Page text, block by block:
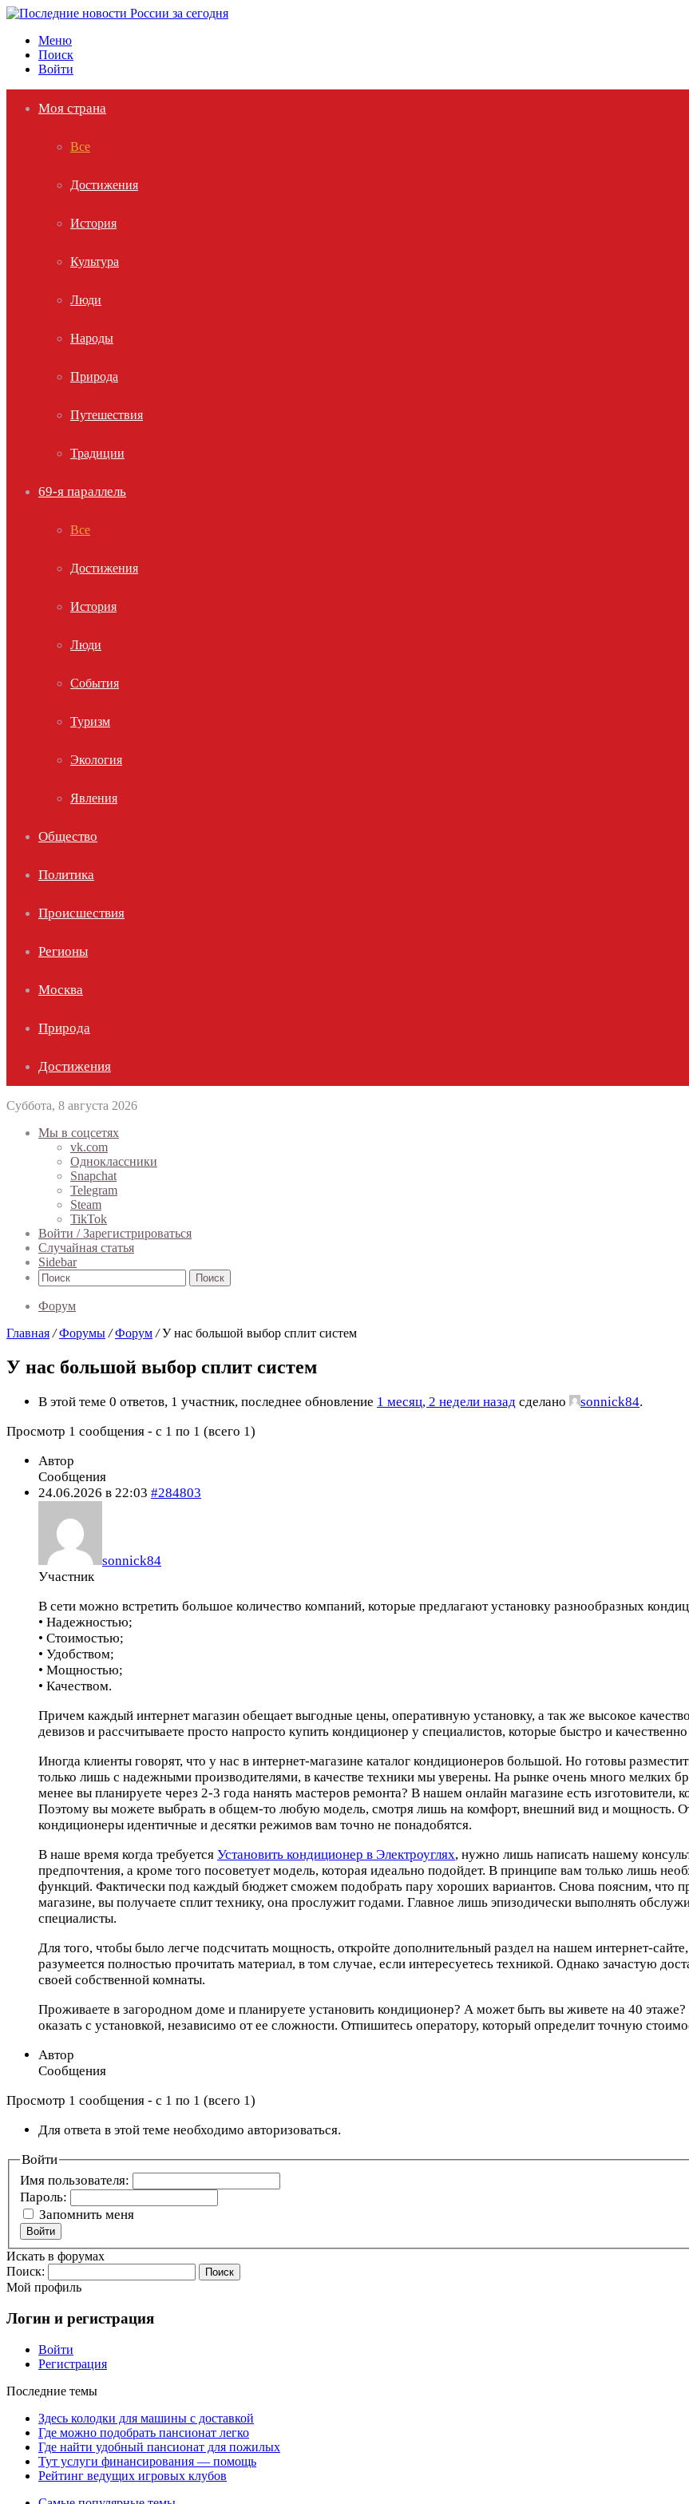
Меню
Поиск
Войти
Моя страна
Все
Достижения
История
Культура
Люди
Народы
Природа
Путешествия
Традиции
69-я параллель
Все
Достижения
История
Люди
События
Туризм
Экология
Явления
Общество
Политика
Происшествия
Регионы
Москва
Природа
Достижения
Суббота, 8 августа 2026
Мы в соцсетях
vk.com
Одноклассники
Snapchat
Telegram
Steam
TikTok
Войти / Зарегистрироваться
Случайная статья
Sidebar
Поиск
Форум
Главная / Форумы / Форум / У нас большой выбор сплит систем
У нас большой выбор сплит систем
В этой теме 0 ответов, 1 участник, последнее обновление 1 месяц, 2 недели назад сделано sonnick84.
Просмотр 1 сообщения - с 1 по 1 (всего 1)
Автор
Сообщения
24.06.2026 в 22:03 #284803
sonnick84
Участник
В сети можно встретить большое количество компаний, которые предлагают установку разнообразных
• Надежностью;
• Стоимостью;
• Удобством;
• Мощностью;
• Качеством.
Причем каждый интернет магазин обещает выгодные цены, оперативную установку, а так же высокое
девизов и рассчитываете просто напросто купить кондиционер у специалистов, которые быстро и
Иногда клиенты говорят, что у нас в интернет-магазине каталог кондиционеров большой. Но готовы
только лишь с надежными производителями, в качестве техники мы уверены. На рынке очень много мелких
менее вы планируете через 2-3 года нанять мастеров ремонта? В нашем онлайн магазине есть изготовители,
Поэтому вы можете выбрать в общем-то любую модель, смотря лишь на комфорт, внешний вид и мощность.
кондиционеры идентичные и десятки режимов вам точно не понадобятся.
В наше время когда требуется Установить кондиционер в Электроуглях, нужно лишь написать нашему
предпочтения, а кроме того посоветует модель, которая идеально подойдет. В принципе вам только лишь
функций. Фактически под каждый бюджет сможем подобрать пару хороших вариантов. Снова поясним, что
магазине, вы получаете сплит технику, она прослужит годами. Главное лишь эпизодически выполнять
специалисты.
Для того, чтобы было легче подсчитать мощность, откройте дополнительный раздел на нашем интернет-
разумеется полностью прочитать материал, в том случае, если интересуетесь техникой. Однако зачастую
своей собственной комнаты.
Проживаете в загородном доме и планируете установить кондиционер? А может быть вы живете на 40
оказать с установкой, независимо от ее сложности. Отпишитесь оператору, который определит точную
Автор
Сообщения
Просмотр 1 сообщения - с 1 по 1 (всего 1)
Для ответа в этой теме необходимо авторизоваться.
Войти
Имя пользователя:
Пароль:
Запомнить меня
Войти
Искать в форумах
Поиск:
Мой профиль
Логин и регистрация
Войти
Регистрация
Последние темы
Здесь колодки для машины с доставкой
Где можно подобрать пансионат легко
Где найти удобный пансионат для пожилых
Тут услуги финансирования — помощь
Рейтинг ведущих игровых клубов